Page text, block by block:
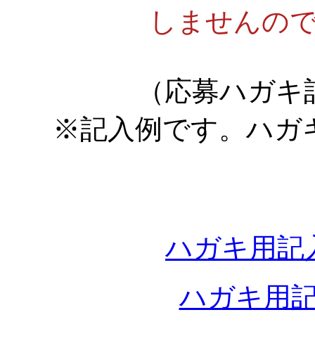
しませんの
（応募ハガ
※記入例です。ハガ
ハガキ用記
ハガキ用